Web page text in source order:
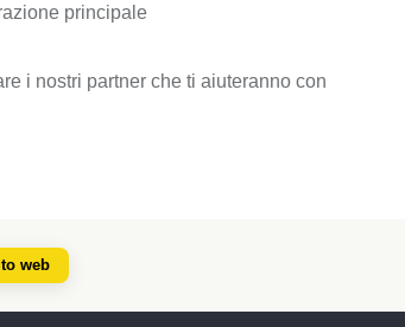
principale
i nostri partner che ti aiuteranno con
web